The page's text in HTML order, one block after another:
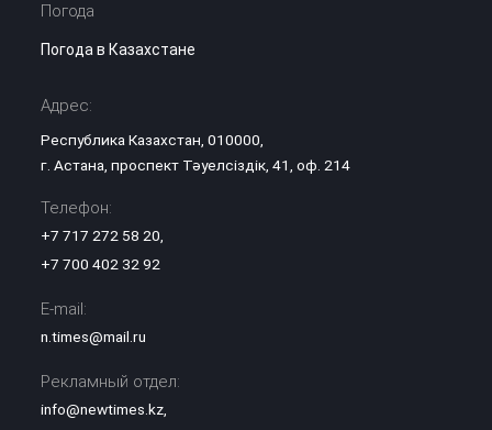
Погода
Погода в Казахстане
Адрес:
Республика Казахстан, 010000,
г. Астана, проспект Тәуелсіздік, 41, оф. 214
Телефон:
+7 717 272 58 20
+7 700 402 32 92
E-mail:
n.times@mail.ru
Рекламный отдел:
info@newtimes.kz,